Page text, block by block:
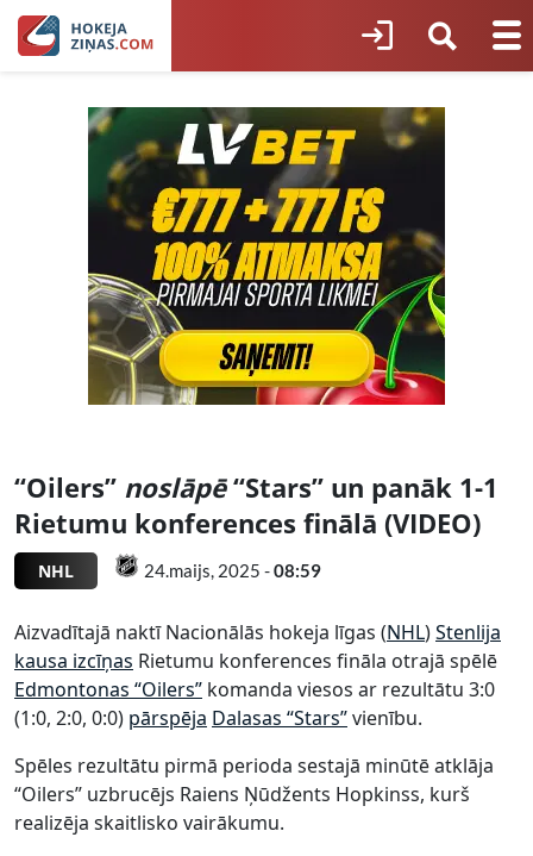
“Oilers” noslāpē“Stars” un panāk 1-1
Rietumu konferences finālā (VIDEO)
NHL 24.maijs, 2025 -08:59
Aizvadītajā naktī Nacionālās hokeja līgas (NHL)Stenlija
kausa izcīņas Rietumu konferences fināla otrajā spēlē
Edmontonas “Oilers” komanda viesos ar rezultātu 3:0
(1:0, 2:0, 0:0) pārspēja Dalasas “Stars”vienību.
Spēles rezultātu pirmā perioda sestajā minūtē atklāja
“Oilers” uzbrucējs Raiens Ņūdžents Hopkinss, kurš
realizēja skaitlisko vairākumu.